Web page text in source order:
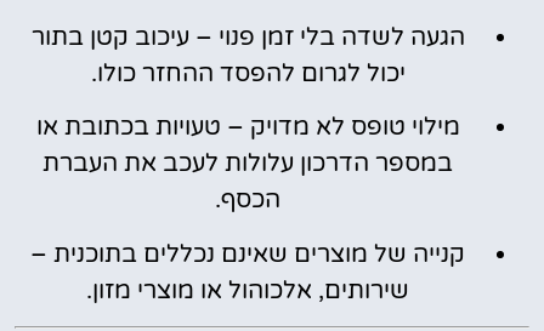
הגעה לשדה בלי זמן פנוי – עיכוב קטן בתור
יכול לגרום להפסד ההחזר כולו.
מילוי טופס לא מדויק – טעויות בכתובת או
במספר הדרכון עלולות לעכב את העברת
הכסף.
קנייה של מוצרים שאינם נכללים בתוכנית –
שירותים, אלכוהול או מוצרי מזון.